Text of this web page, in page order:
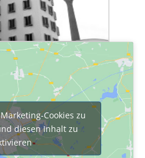
Cookies zu
diesen Inhalt zu